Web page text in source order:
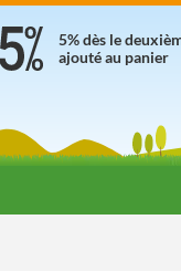
5% dès le
ajouté au panier